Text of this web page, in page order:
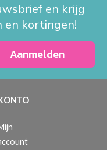
en krijg
en kortingen!
Aanmelden